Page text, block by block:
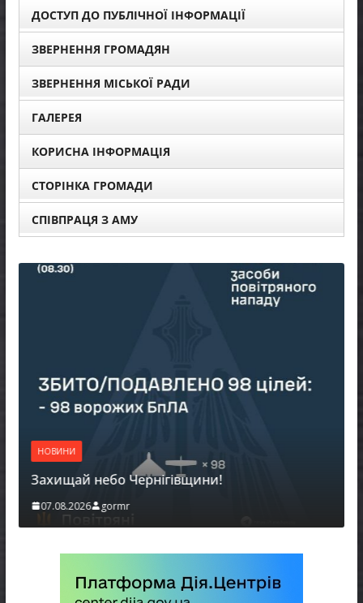
ДОСТУП ДО ПУБЛІЧНОЇ ІНФОРМАЦІЇ
ЗВЕРНЕННЯ ГРОМАДЯН
ЗВЕРНЕННЯ МІСЬКОЇ РАДИ
ГАЛЕРЕЯ
КОРИСНА ІНФОРМАЦІЯ
СТОРІНКА ГРОМАДИ
СПІВПРАЦЯ З АМУ
НОВИНИ
Захищай небо Чернігівщини!
07.08.2026 gormr